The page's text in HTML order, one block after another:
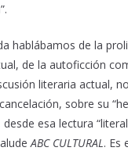
hablábamos de la
de la autoficción
literaria actual,
sobre su
esa lectura
ABC CULTURAL . Es